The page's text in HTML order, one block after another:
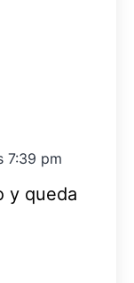
7:39 pm
y queda